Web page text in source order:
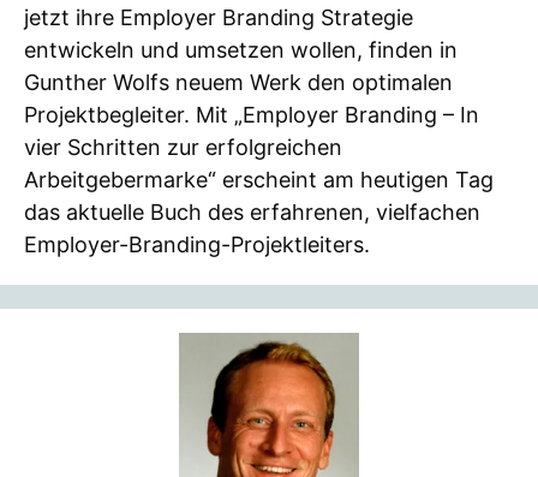
jetzt ihre Employer Branding Strategie
entwickeln und umsetzen wollen, finden in
Gunther Wolfs neuem Werk den optimalen
Projektbegleiter. Mit „Employer Branding – In
vier Schritten zur erfolgreichen
Arbeitgebermarke“ erscheint am heutigen Tag
das aktuelle Buch des erfahrenen, vielfachen
Employer-Branding-Projektleiters.